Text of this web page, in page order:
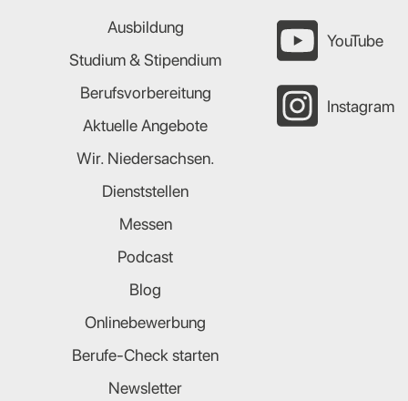
Ausbildung
Studium & Stipendium
Berufsvorbereitung
Aktuelle Angebote
Wir. Niedersachsen.
Dienststellen
Messen
Podcast
Blog
Onlinebewerbung
Berufe-Check starten
Newsletter
YouTube
Instagram